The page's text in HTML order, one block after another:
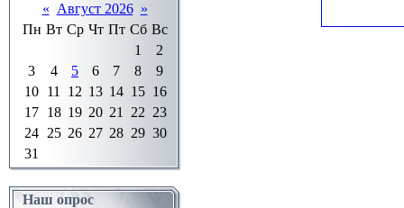
« Август 2026 »
Пн Вт Ср Чт Пт Сб Вс
1
2
3
4 5 6 7 8
9
10 11 12 13 14 15 16
17 18 19 20 21 22 23
24 25 26 27 28 29 30
31
Наш опрос